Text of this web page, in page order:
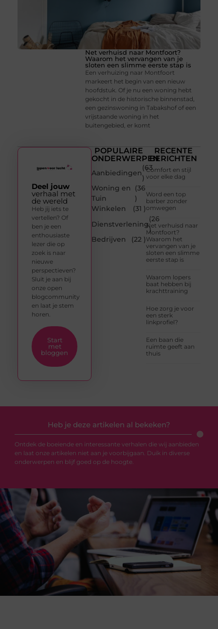
Net verhuisd naar Montfoort?
Waarom het vervangen van je
sloten een slimme eerste stap is
Een verhuizing naar Montfoort
markeert het begin van een nieuw
hoofdstuk. Of je nu een woning hebt
gekocht in de historische binnenstad,
een gezinswoning in Tabakshof of een
vrijstaande woning in het
buitengebied, er komt
POPULAIRE
ONDERWERPEN
Aanbiedingen
(63
)
Woning en
Tuin
(36
)
Winkelen
(31 )
Dienstverlening
(26
)
Bedrijven
(22 )
RECENTE
BERICHTEN
Comfort en stijl
voor elke dag
Word een top
barber zonder
omwegen
Net verhuisd naar
Montfoort?
Waarom het
vervangen van je
sloten een slimme
eerste stap is
Waarom lopers
baat hebben bij
krachttraining
Hoe zorg je voor
een sterk
linkprofiel?
Een baan die
ruimte geeft aan
thuis
Deel jouw
verhaal met
de wereld
Heb jij iets te
vertellen? Of
ben je een
enthousiaste
lezer die op
zoek is naar
nieuwe
perspectieven?
Sluit je aan bij
onze open
blogcommunity
en laat je stem
horen.
Start
met
bloggen
Heb je deze artikelen al bekeken?
Ontdek de boeiende en interessante verhalen die wij aanbieden
en laat onze artikelen niet aan je voorbijgaan. Duik in diverse
onderwerpen en blijf goed op de hoogte.